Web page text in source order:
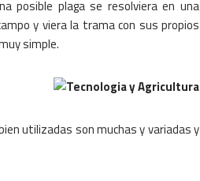
posible plaga se resolviera en una
y viera la trama con sus propios
simple.
utilizadas son muchas y variadas y